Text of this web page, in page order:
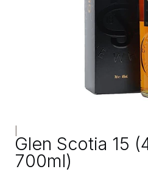
Glen Scotia 15
700ml)